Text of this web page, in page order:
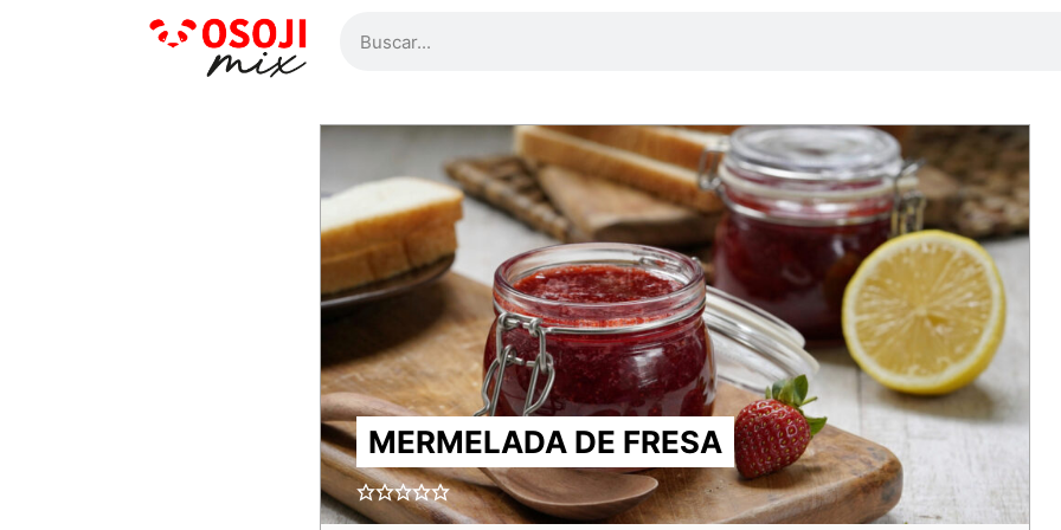
MERMELADA DE FRESA